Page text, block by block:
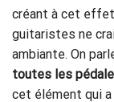
créant à cet effet
guitaristes ne
ambiante. On
toutes les
cet élément qui a